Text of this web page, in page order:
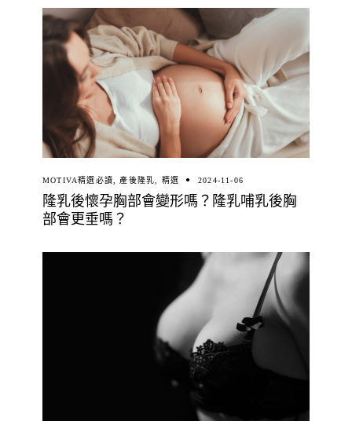
MOTIVA精選必讀 產後隆乳 精選 2024-11-06
隆乳後懷孕胸部會變形嗎？隆乳哺乳後胸
部會更垂嗎？